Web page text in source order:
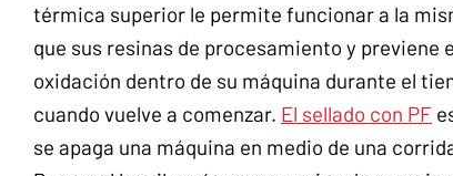
térmica superior le permite funcionar a la
que sus resinas de procesamiento y previene
oxidación dentro de su máquina durante el
cuando vuelve a comenzar. El sellado con PF
se apaga una máquina en medio de una